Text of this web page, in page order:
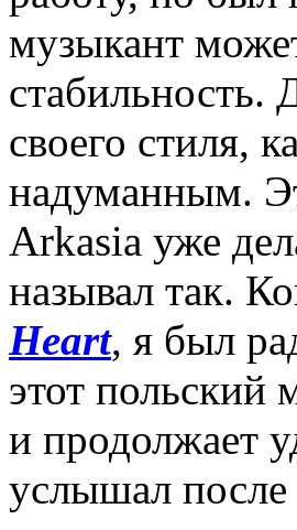
музыкант
стабильность.
своего стиля,
надуманным.
Arkasia уже
называл так.
Heart, я был
этот польский
и продолжает
услышал